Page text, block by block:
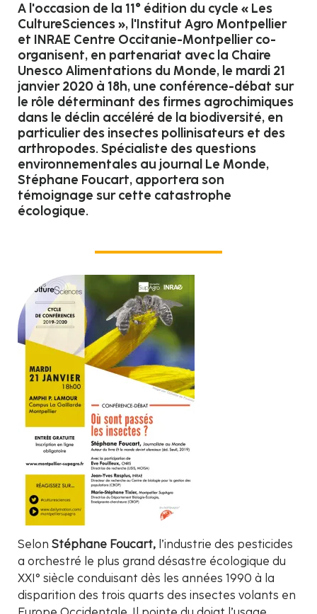
A l'occasion de la 11° édition du cycle « Les
CultureSciences », l'Institut Agro Montpellier
et INRAE Centre Occitanie-Montpellier co-
organisent, en partenariat avec la Chaire
Unesco Alimentations du Monde, le mardi 21
janvier 2020 à 18h, une conférence-débat sur
le rôle déterminant des firmes agrochimiques
dans le déclin accéléré de la biodiversité, en
particulier des insectes pollinisateurs et des
arthropodes. Spécialiste des questions
environnementales au journal Le Monde,
Stéphane Foucart, apportera son
témoignage sur cette catastrophe
écologique.
Selon Stéphane Foucart, l’industrie des pesticides
a orchestré le plus grand désastre écologique du
XXI° siècle conduisant dès les années 1990 à la
disparition des trois quarts des insectes volants en